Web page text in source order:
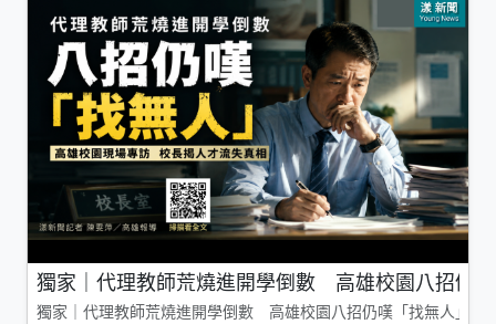
獨家｜代理教師荒燒進開學倒數 高雄校園八招仍
獨家｜代理教師荒燒進開學倒數 高雄校園八招仍嘆「找無人」